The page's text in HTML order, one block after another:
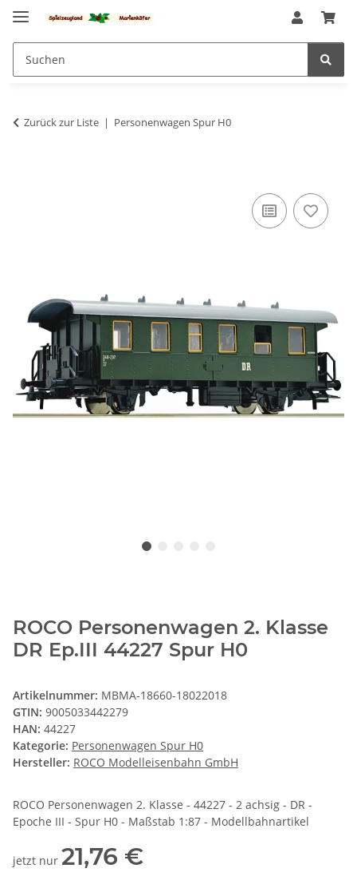
Zurück zur Liste Personenwagen Spur H0
ROCO Personenwagen 2. Klasse
DR Ep.III 44227 Spur H0
Artikelnummer: MBMA-18660-18022018
GTIN: 9005033442279
HAN: 44227
Kategorie: Personenwagen Spur H0
Hersteller: ROCO Modelleisenbahn GmbH
ROCO Personenwagen 2. Klasse - 44227 - 2 achsig - DR -
Epoche III - Spur H0 - Maßstab 1:87 - Modellbahnartikel
jetzt nur 21,76 €